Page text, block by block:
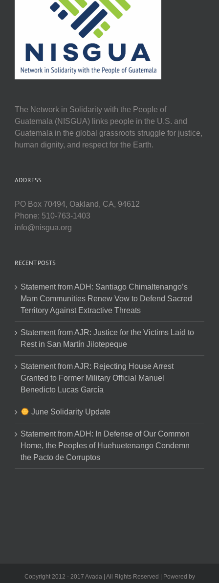
The Network in Solidarity with the People of
Guatemala (NISGUA) links people in the U.S. and
Guatemala in the global grassroots struggle for justice,
human dignity, and respect for the Earth.
ADDRESS
PO Box 70494, Oakland, CA, 94612
Phone: 510-763-1403
info@nisgua.org
RECENT POSTS
Statement from ADH: Santiago Chimaltenango’s
Mam Communities Renew Vow to Defend Sacred
Territory Against Extractive Threats
Statement from AJR: Justice for the Victims Laid to
Rest in San Martín Jilotepeque
Statement from AJR: Rejecting House Arrest
Granted to Former Military Official Manuel
Benedicto Lucas García
June Solidarity Update
Statement from ADH: In Defense of Our Common
Home, the Peoples of Huehuetenango Condemn
the Pacto de Corruptos
Copyright 2012 - 2017 Avada | All Rights Reserved | Powered by